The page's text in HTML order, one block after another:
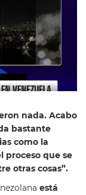
nada. Acabo
bastante
como la
proceso que se
otras cosas”.
está